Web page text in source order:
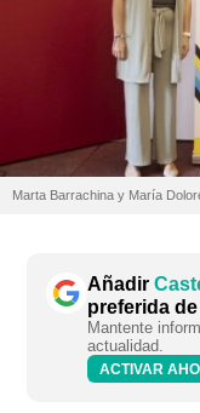
Marta Barrachina y María
Añadir
preferida
Mantente
actualidad.
ACTIVAR